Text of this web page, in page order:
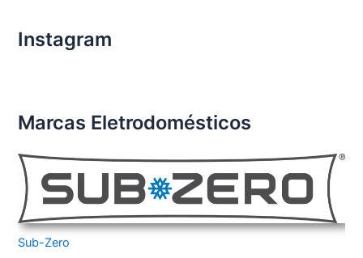
Instagram
Marcas Eletrodomésticos
Sub-Zero